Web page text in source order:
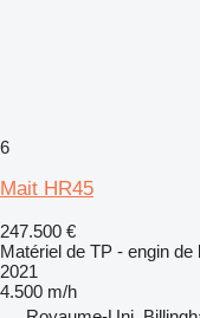
6
Mait HR45
247.500 €
Matériel de TP - engin de
2021
4.500 m/h